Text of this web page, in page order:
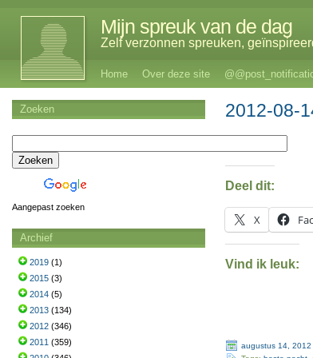
Mijn spreuk van de dag
Zelf verzonnen spreuken,
Home Over deze site
2012-08-
Deel dit:
X
Vind ik leuk:
augustus 14, 2012
Zoeken
Aangepast zoeken
Archief
2019 (1)
2015 (3)
2014 (5)
2013 (134)
2012 (346)
2011 (359)